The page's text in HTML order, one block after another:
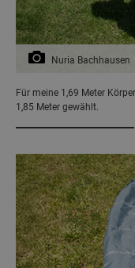
Nuria Bachhausen
Für meine 1,69 Meter
1,85 Meter gewählt.